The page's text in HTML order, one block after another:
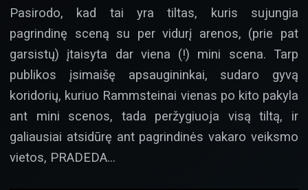
Pasirodo, kad tai yra tiltas, kuris sujungia
pagrindinę sceną su per vidurį arenos, (prie pat
garsistų) įtaisyta dar viena (!) mini scena. Tarp
publikos įsimaišę apsaugininkai, sudaro gyvą
koridorių, kuriuo Rammsteinai vienas po kito pakyla
ant mini scenos, tada peržygiuoja visą tiltą, ir
galiausiai atsidūrę ant pagrindinės vakaro veiksmo
vietos, PRADEDA…